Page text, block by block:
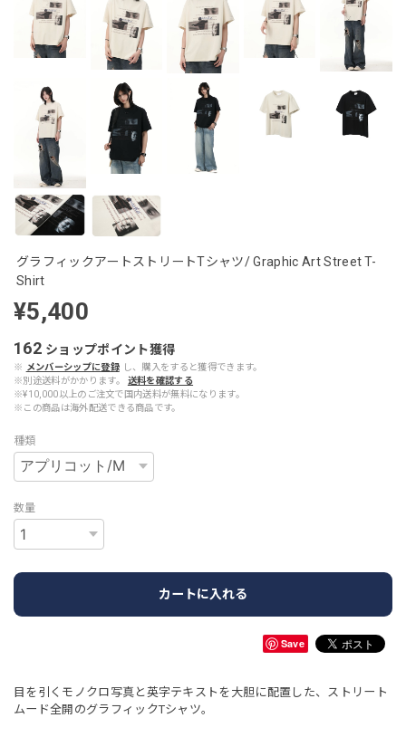
グラフィックアートストリートTシャツ/ Graphic Art Street T-
Shirt
¥5,400
162 ショップポイント獲得
※ メンバーシップに登録 し、購入をすると獲得できます。
※別途送料がかかります。
送料を確認する
※¥10,000以上のご注文で国内送料が無料になります。
※この商品は海外配送できる商品です。
種類
数量
カートに入れる
Save
目を引くモノクロ写真と英字テキストを大胆に配置した、ストリート
ムード全開のグラフィックTシャツ。